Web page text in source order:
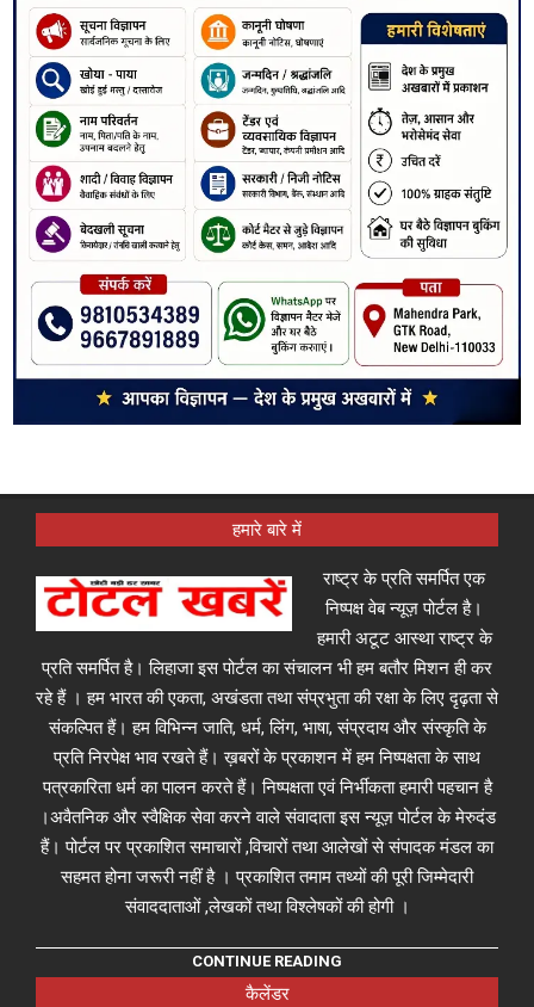
हमारे बारे में
राष्ट्र के प्रति समर्पित एक
निष्पक्ष वेब न्यूज़ पोर्टल है।
हमारी अटूट आस्था राष्ट्र के
प्रति समर्पित है। लिहाजा इस पोर्टल का संचालन भी हम बतौर मिशन ही कर
रहे हैं । हम भारत की एकता, अखंडता तथा संप्रभुता की रक्षा के लिए दृढ़ता से
संकल्पित हैं। हम विभिन्न जाति, धर्म, लिंग, भाषा, संप्रदाय और संस्कृति के
प्रति निरपेक्ष भाव रखते हैं। ख़बरों के प्रकाशन में हम निष्पक्षता के साथ
पत्रकारिता धर्म का पालन करते हैं। निष्पक्षता एवं निर्भीकता हमारी पहचान है
।अवैतनिक और स्वैक्षिक सेवा करने वाले संवादाता इस न्यूज़ पोर्टल के मेरुदंड
हैं। पोर्टल पर प्रकाशित समाचारों ,विचारों तथा आलेखों से संपादक मंडल का
सहमत होना जरूरी नहीं है । प्रकाशित तमाम तथ्यों की पूरी जिम्मेदारी
संवाददाताओं ,लेखकों तथा विश्लेषकों की होगी ।
CONTINUE READING
कैलेंडर